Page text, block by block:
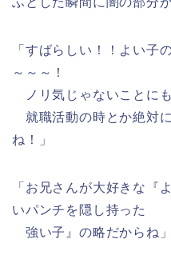
「すばらしい！！よい子
～～～！
ノリ気じゃないことに
就職活動の時とか絶対
ね！」
「お兄さんが大好きな『
いパンチを隠し持った
強い子』の略だからね」